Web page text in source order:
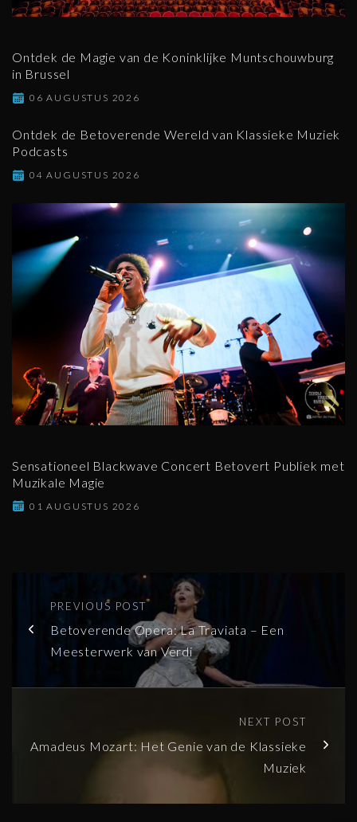
Ontdek de Magie van de Koninklijke Muntschouwburg
in Brussel
06 AUGUSTUS 2026
Ontdek de Betoverende Wereld van Klassieke Muziek
Podcasts
04 AUGUSTUS 2026
Sensationeel Blackwave Concert Betovert Publiek met
Muzikale Magie
01 AUGUSTUS 2026
PREVIOUS POST
Betoverende Opera: La Traviata – Een
Meesterwerk van Verdi
NEXT POST
Amadeus Mozart: Het Genie van de Klassieke
Muziek